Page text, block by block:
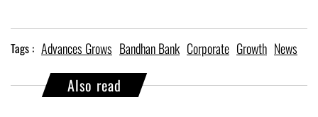
Tags : Advances Grows Bandhan Bank Corporate Growth News
Also read